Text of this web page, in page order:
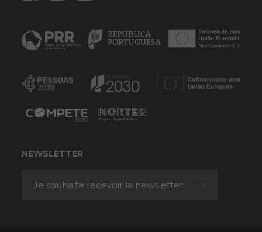
NEWSLETTER
Je souhaite recevoir la newsletter